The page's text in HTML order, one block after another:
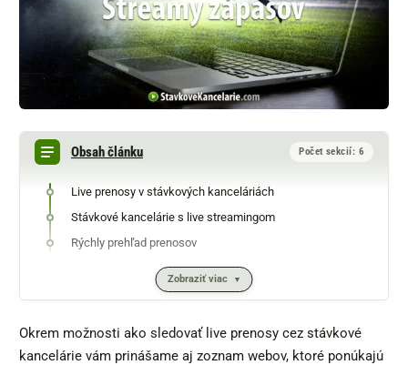
Obsah článku Počet sekcií: 6
Live prenosy v stávkových kanceláriách
Stávkové kancelárie s live streamingom
Rýchly prehľad prenosov
Zobraziť viac
Okrem možnosti ako sledovať live prenosy cez stávkové
kancelárie vám prinášame aj zoznam webov, ktoré ponúkajú